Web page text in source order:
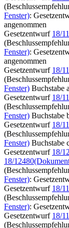
Fenster):
angenommen
Gesetzentwurf 18/
Fenster):
angenommen
Gesetzentwurf 18/
Fenster) Buchstabe
Gesetzentwurf 18/
Fenster) Buchstabe
Gesetzentwurf 18/
Fenster) Buchstabe
Gesetzentwurf 18/
18/12480
Fenster):
Gesetzentwurf 18/
Fenster):
Gesetzentwurf 18/